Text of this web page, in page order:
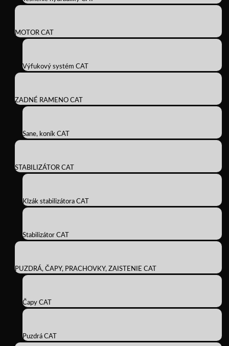
MOTOR CAT
Výfukový systém CAT
ZADNÉ RAMENO CAT
Sane, koník CAT
STABILIZÁTOR CAT
Klzák stabilizátora CAT
Stabilizátor CAT
PUZDRÁ, ČAPY, PRACHOVKY, ZAISTENIE CAT
Čapy CAT
Puzdrá CAT